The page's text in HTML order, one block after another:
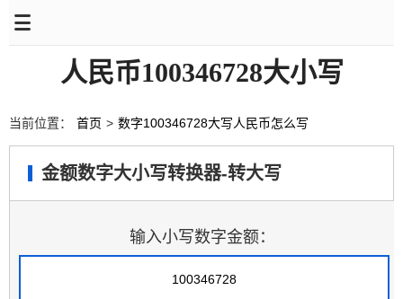
人民币100346728大小写
当前位置： 首页 > 数字100346728大写人民币怎么写
金额数字大小写转换器-转大写
输入小写数字金额：